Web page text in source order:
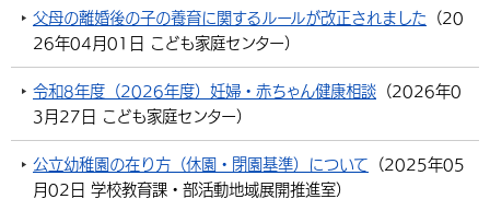
言語を選択
英語（English） 中国語（簡体字）
中国語（繁体字）
届出・登録・証明 保険・年金
税金
環境・衛生 生涯学習・スポーツ・人権
事業者の方へ
農林水産業
都市整備
子育て・教育
施設情報
手当・助成 健康・医療
観光・移住
観光なび スポットを探す
市政情報
父母の離婚後の子の養育に関するルールが改正されました （20
26年04月01日 こども家庭センター）
令和8年度（2026年度）妊婦・赤ちゃん健康相談 （2026年0
3月27日 こども家庭センター）
公立幼稚園の在り方（休園・閉園基準）について （2025年05
月02日 学校教育課・部活動地域展開推進室）